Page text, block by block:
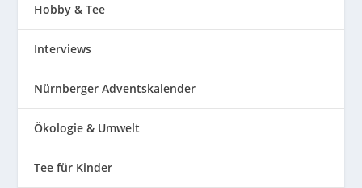
Hobby & Tee
Interviews
Nürnberger Adventskalender
Ökologie & Umwelt
Tee für Kinder